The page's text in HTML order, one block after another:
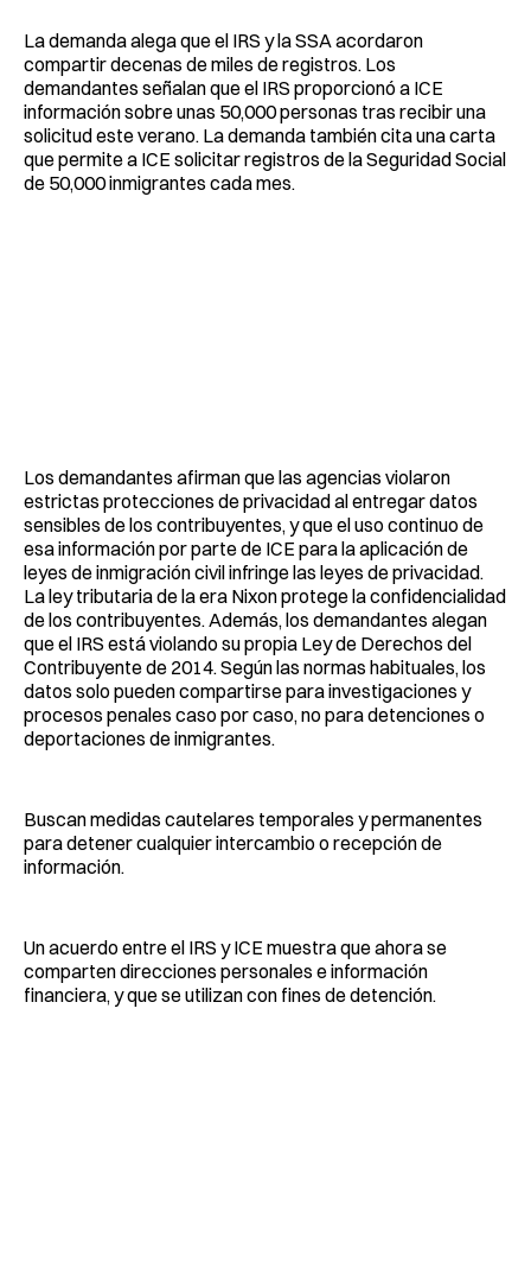
La demanda alega que el IRS y la SSA acordaron
compartir decenas de miles de registros. Los
demandantes señalan que el IRS proporcionó a ICE
información sobre unas 50,000 personas tras recibir una
solicitud este verano. La demanda también cita una carta
que permite a ICE solicitar registros de la Seguridad Social
de 50,000 inmigrantes cada mes.
Los demandantes afirman que las agencias violaron
estrictas protecciones de privacidad al entregar datos
sensibles de los contribuyentes, y que el uso continuo de
esa información por parte de ICE para la aplicación de
leyes de inmigración civil infringe las leyes de privacidad.
La ley tributaria de la era Nixon protege la confidencialidad
de los contribuyentes. Además, los demandantes alegan
que el IRS está violando su propia Ley de Derechos del
Contribuyente de 2014. Según las normas habituales, los
datos solo pueden compartirse para investigaciones y
procesos penales caso por caso, no para detenciones o
deportaciones de inmigrantes.
Buscan medidas cautelares temporales y permanentes
para detener cualquier intercambio o recepción de
información.
Un acuerdo entre el IRS y ICE muestra que ahora se
comparten direcciones personales e información
financiera, y que se utilizan con fines de detención.